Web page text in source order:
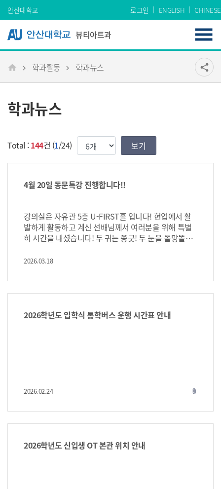
Skip Menu
안산대학교 로그인 ENGLISH CHINESE
뷰티아트과
메인 학과활동 학과뉴스 공유
share
학과뉴스
Total :144건 (1/24) 한번에 보여질 게시물 갯수
4월 20일 동문특강 진행합니다!!
강의실은 자유관 5층 U-FIRST홀 입니다! 현업에서 활
발하게 활동하고 계신 선배님께서 여러분을 위해 특별
히 시간을 내셨습니다! 두 귀는 쫑긋! 두 눈을 똘망똘망!
U ready? 메이크업 : 신세계인터내셔날 임소연 부장님
장님(12학번 선배님)
2026.03.18
2026학년도 입학식 통학버스 운행 시간표 안내
2026.02.24 attach_file
2026학년도 신입생 OT 본관 위치 안내